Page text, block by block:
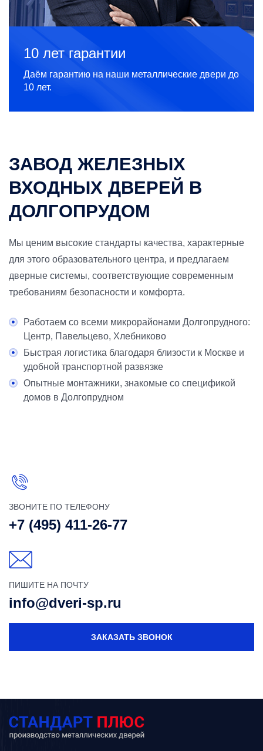
10 лет гарантии
Даём гарантию на наши металлические двери до
10 лет.
ЗАВОД ЖЕЛЕЗНЫХ
ВХОДНЫХ ДВЕРЕЙ В
ДОЛГОПРУДОМ
Мы ценим высокие стандарты качества, характерные
для этого образовательного центра, и предлагаем
дверные системы, соответствующие современным
требованиям безопасности и комфорта.
Работаем со всеми микрорайонами Долгопрудного:
Центр, Павельцево, Хлебниково
Быстрая логистика благодаря близости к Москве и
удобной транспортной развязке
Опытные монтажники, знакомые со спецификой
домов в Долгопрудном
ЗВОНИТЕ ПО ТЕЛЕФОНУ
+7 (495) 411-26-77
ПИШИТЕ НА ПОЧТУ
info@dveri-sp.ru
ЗАКАЗАТЬ ЗВОНОК